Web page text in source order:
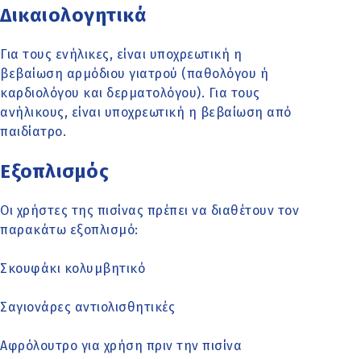
Δικαιολογητικά
Για τους ενήλικες, είναι υποχρεωτική η
βεβαίωση αρμόδιου γιατρού (παθολόγου ή
καρδιολόγου και δερματολόγου). Για τους
ανήλικους, είναι υποχρεωτική η βεβαίωση από
παιδίατρο.
Εξοπλισμός
Οι χρήστες της πισίνας πρέπει να διαθέτουν τον
παρακάτω εξοπλισμό:
Σκουφάκι κολυμβητικό
Σαγιονάρες αντιολισθητικές
Αφρόλουτρο για χρήση πριν την πισίνα